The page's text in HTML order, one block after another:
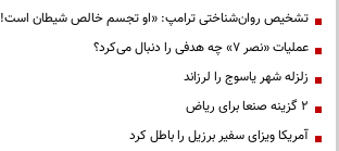
تشخیص روان‌شناختی ترامپ: «او تجسم خالص شیطان
عملیات «نصر ۷» چه هدفی را دنبال می‌کرد؟
زلزله شهر یاسوج را لرزاند
۲ گزینه صنعا برای ریاض
آمریکا ویزای سفیر برزیل را باطل کرد